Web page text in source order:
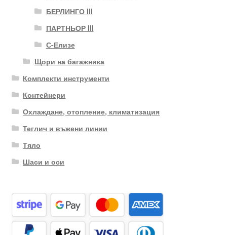
БЕРЛИНГО III
ПАРТНЬОР III
С-Елизе
Щори на багажника
Комплекти инструменти
Контейнери
Охлаждане, отопление, климатизация
Теглич и въжени линии
Тяло
Шаси и оси